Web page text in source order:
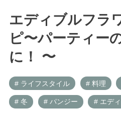
エディブルフラ
ピ〜パーティー
に！ 〜
# ライフスタイル # 料理
# 冬 # パンジー # エデ